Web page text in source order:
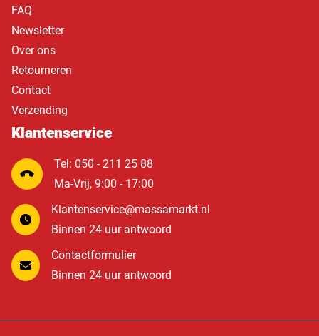
FAQ
Newsletter
Over ons
Retourneren
Contact
Verzending
Klantenservice
Tel: 050 - 211 25 88
Ma-Vrij, 9:00 - 17:00
Klantenservice@massamarkt.nl
Binnen 24 uur antwoord
Contactformulier
Binnen 24 uur antwoord